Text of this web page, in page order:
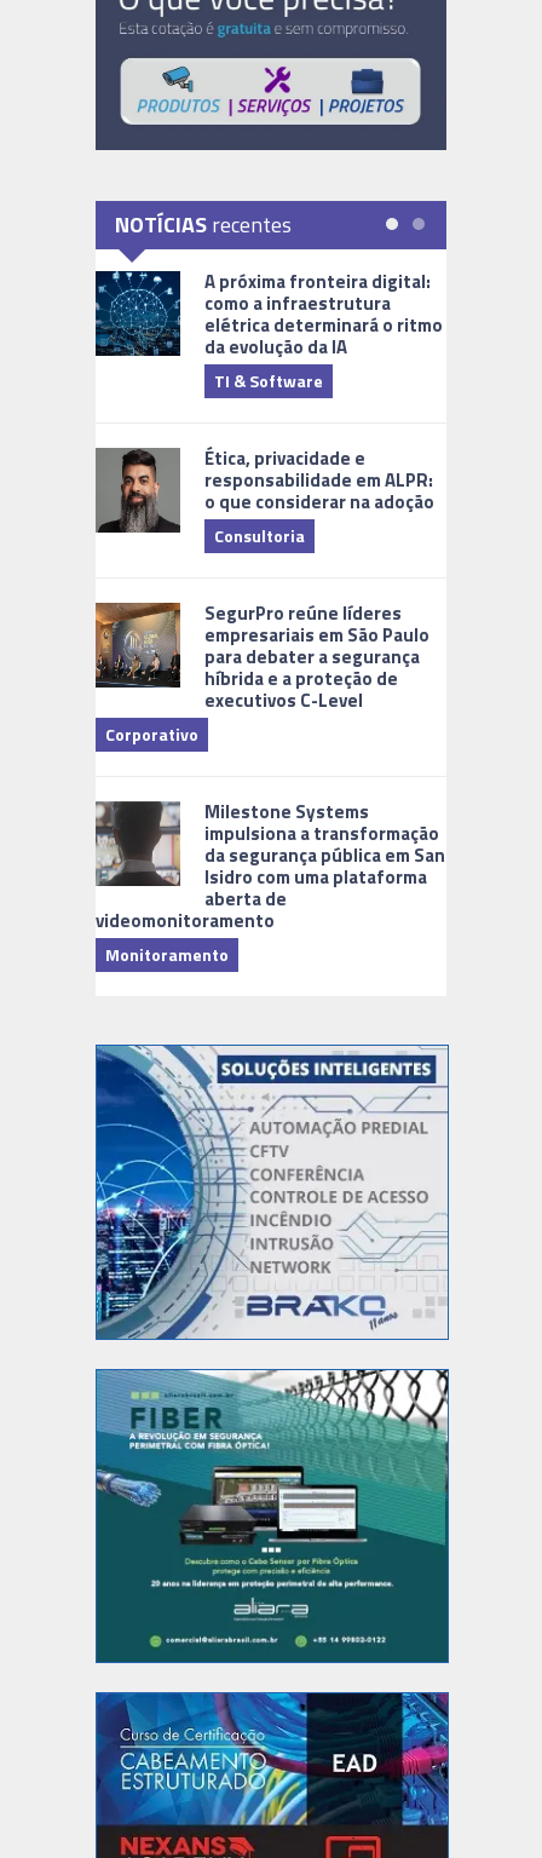
NOTÍCIASrecentes
A próxima fronteira digital:
como a infraestrutura
elétrica determinará o ritmo
da evolução da IA
TI & Software
Ética, privacidade e
responsabilidade em ALPR:
o que considerar na adoção
Consultoria
SegurPro reúne líderes
empresariais em São Paulo
para debater a segurança
híbrida e a proteção de
executivos C-Level
Corporativo
Milestone Systems
impulsiona a transformação
da segurança pública em San
Isidro com uma plataforma
aberta de
videomonitoramento
Monitoramento